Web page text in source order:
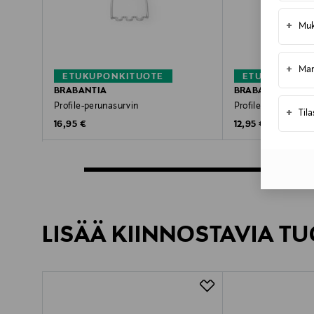
+
+
+
ETUKUPONKITUOTE
BRABANTIA
Profile-perunasurvin
Original Price
16,95 €
BRABANTIA
Profile-lasta
Original Price
12,95 €
LISÄÄ KIINNOSTAVIA